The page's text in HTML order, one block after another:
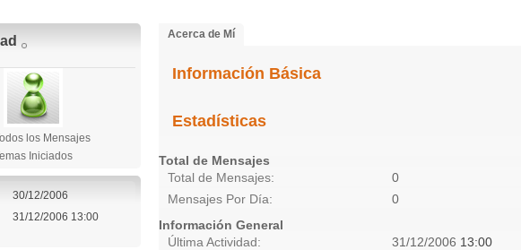
los Mensajes
Iniciados
30/12/2006
31/12/2006 13:00
Acerca de Mí
Información Básica
Estadísticas
Total de Mensajes
Total de Mensajes
0
Mensajes Por Día
0
Información General
Última Actividad
31/12/2006 13:00